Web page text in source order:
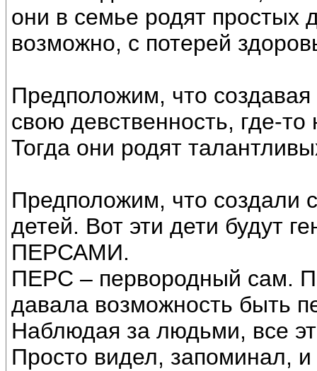
они в семье родят простых
возможно, с потерей
Предположим, что
свою девственность, где-
Тогда они родят
Предположим, что создали
детей. Вот эти дети будут
ПЕРСАМИ.
ПЕРС – первородный сам.
давала возможность быть
Наблюдая за людьми, все
Просто видел, запоминал, и